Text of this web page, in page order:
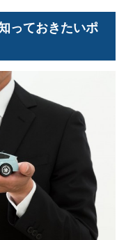
っておきたいポ